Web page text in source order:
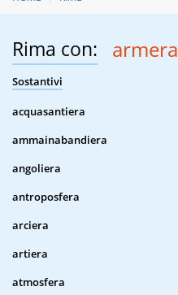
Rima con: armera
Sostantivi
acquasantiera
ammainabandiera
angoliera
antroposfera
arciera
artiera
atmosfera